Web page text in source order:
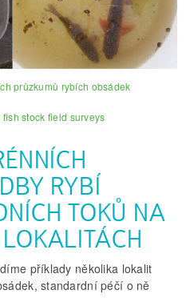
průzkumů rybích obsádek
stock field surveys
RYBÍ
TOKŮ NA
příklady několika lokalit
standardní péčí o ně